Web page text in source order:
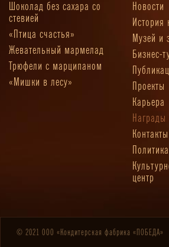
Шоколад без сахара со
стевией
«Птица счастья»
Жевательный мармелад
Трюфели с марципаном
«Мишки в лесу»
Новости
История
Музей и
Бизнес-
Проекты
Карьера
Награды
Контакты
центр
© 2021 ООО «Кондитерская фабрика «ПОБЕДА»